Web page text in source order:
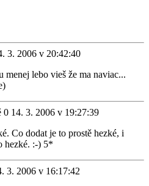
3. 2006 v 20:42:40
lebo vieš že ma naviac...
14. 3. 2006 v 19:27:39
Co dodat je to prostě hezké, i
hezké. :-) 5*
3. 2006 v 16:17:42